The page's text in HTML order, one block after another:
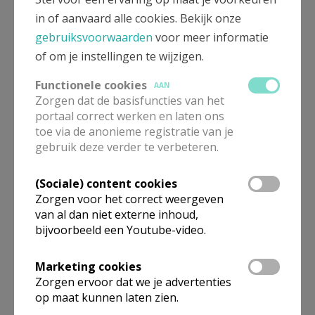
Leo XIV de onverwachte opvolger
Dilexit nos
KERKNET-SHOP
Durf moedig zijn
KERKNET-SHOP
Katholieke dialoogschool
in of aanvaard alle cookies. Bekijk onze
gebruiksvoorwaarden voor meer informatie
of om je instellingen te wijzigen.
Functionele cookies
AAN
Zorgen dat de basisfuncties van het
portaal correct werken en laten ons
toe via de anonieme registratie van je
gebruik deze verder te verbeteren.
(Sociale) content cookies
Zorgen voor het correct weergeven
van al dan niet externe inhoud,
bijvoorbeeld een Youtube-video.
Marketing cookies
Zorgen ervoor dat we je advertenties
op maat kunnen laten zien.